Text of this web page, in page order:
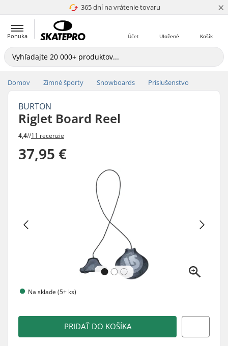
365 dní na vrátenie tovaru
4.8 z 5 ×
Ponuka Košík
Uložené
Účet
Domov Zimné športy Snowboards Príslušenstvo
BURTON
Riglet Board Reel
4,4//11 recenzie
37,95 €
Na sklade (5+ ks)
PRIDAŤ DO KOŠÍKA